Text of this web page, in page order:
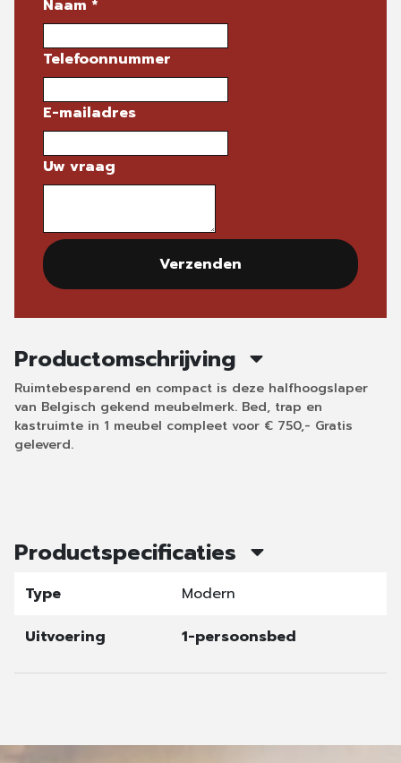
Naam *
Telefoonnummer
E-mailadres
Uw vraag
Verzenden
Productomschrijving
Ruimtebesparend en compact is deze halfhoogslaper
van Belgisch gekend meubelmerk. Bed, trap en
kastruimte in 1 meubel compleet voor € 750,- Gratis
geleverd.
Productspecificaties
Type
Modern
Uitvoering
1-persoonsbed